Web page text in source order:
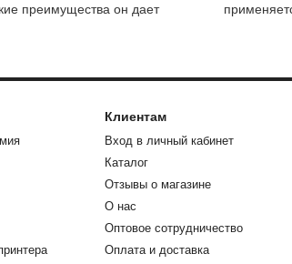
преимущества он дает
Клиентам
Вход в личный кабинет
Каталог
Отзывы о магазине
О нас
Оптовое сотрудничество
Оплата и доставка